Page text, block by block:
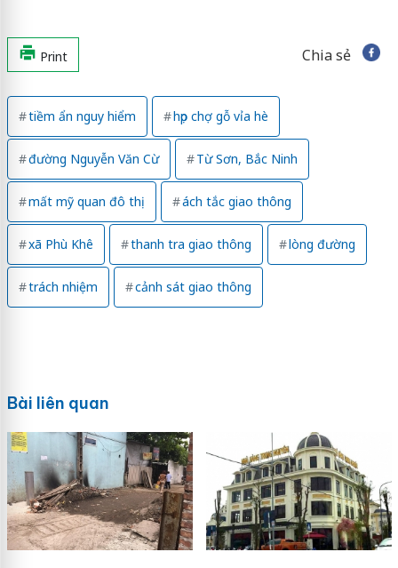
Print Chia sẻ
tiềm ẩn nguy hiểm họp chợ gỗ vỉa hè
đường Nguyễn Văn Cừ Từ Sơn, Bắc Ninh
mất mỹ quan đô thị ách tắc giao thông
xã Phù Khê thanh tra giao thông lòng đường
trách nhiệm cảnh sát giao thông
Bài liên quan